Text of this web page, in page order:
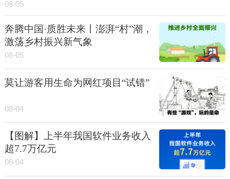
08-05
奔腾中国·质胜未来丨澎湃“村”潮，
激荡乡村振兴新气象
08-05
莫让游客用生命为网红项目“试错”
08-04
【图解】上半年我国软件业务收入
超7.7万亿元
08-04